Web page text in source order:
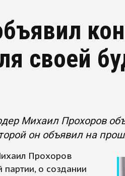
своей
Михаил Прохоров
он объявил на
Прохоров
о создании